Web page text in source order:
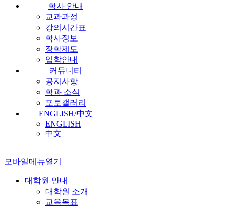
학사 안내
교과과정
강의시간표
학사정보
장학제도
입학안내
커뮤니티
공지사항
학과 소식
포토갤러리
ENGLISH/中文
ENGLISH
中文
모바일메뉴열기
대학원 안내
대학원 소개
교육목표